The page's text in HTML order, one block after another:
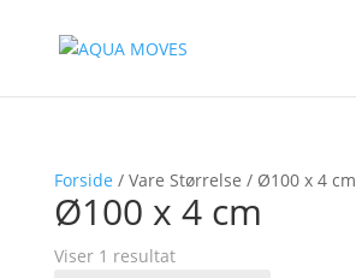
Forside / Vare Størrelse / Ø100 x 4 cm
Ø100 x 4 cm
Viser 1 resultat